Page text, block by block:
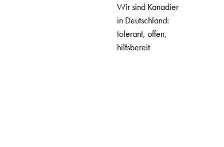
Wir sind Kanadier
in Deutschland:
tolerant, offen,
hilfsbereit